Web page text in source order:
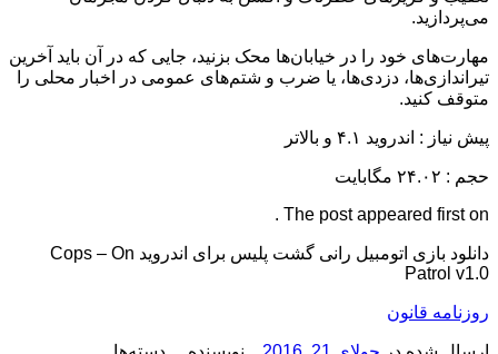
می‌پردازید.
مهارت‌های خود را در خیابان‌ها محک بزنید، جایی که در آن باید آخرین
تیراندازی‌ها، دزدی‌ها، یا ضرب و شتم‌های عمومی در اخبار محلی را
متوقف کنید.
پیش نیاز : اندروید ۴.۱ و بالاتر
حجم : ۲۴.۰۲ مگابایت
The post appeared first on .
دانلود بازی اتومبیل رانی گشت پلیس برای اندروید Cops – On
Patrol v1.0
روزنامه قانون